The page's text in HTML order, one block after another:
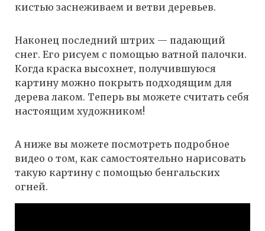
кистью заснеживаем и ветви деревьев.
Наконец последний штрих — падающий
снег. Его рисуем с помощью ватной палочки.
Когда краска высохнет, получившуюся
картину можно покрыть подходящим для
дерева лаком. Теперь вы можете считать себя
настоящим художником!
А ниже вы можете посмотреть подробное
видео о том, как самостоятельно нарисовать
такую картину с помощью бенгальских
огней.